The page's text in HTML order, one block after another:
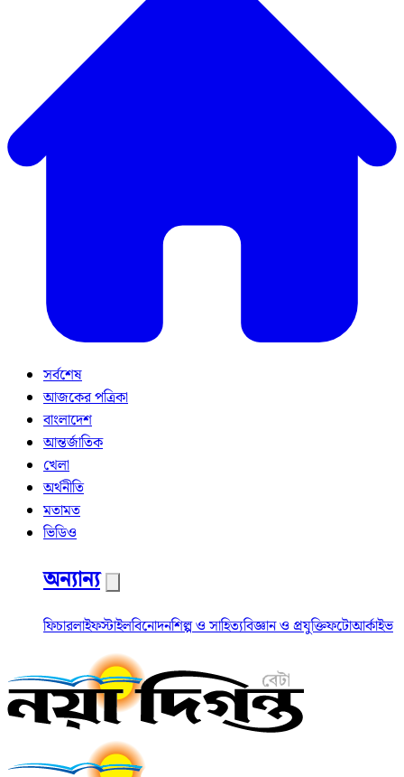
সর্বশেষ
আজকের পত্রিকা
বাংলাদেশ
আন্তর্জাতিক
খেলা
অর্থনীতি
মতামত
ভিডিও
অন্যান্য
ফিচারলাইফস্টাইলবিনোদনশিল্প ও সাহিত্যবিজ্ঞান ও প্রযুক্তিফটোআর্কাইভ